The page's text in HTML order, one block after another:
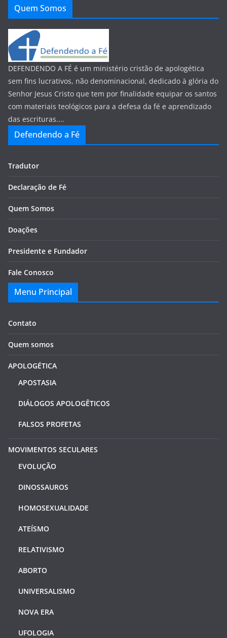
Quem Somos
DEFENDENDO A FÉ é um ministério cristão de apologética
sem fins lucrativos, não denominacional, dedicado à glória do
Senhor Jesus Cristo que tem por finalidade equipar os santos
com materiais teológicos para a defesa da fé e aprendizado
das escrituras....
Defendendo a Fé
Tradutor
Declaração de Fé
Quem Somos
Doações
Presidente e Fundador
Fale Conosco
Menu Principal
Contato
Quem somos
APOLOGÉTICA
APOSTASIA
DIÁLOGOS APOLOGÊTICOS
FALSOS PROFETAS
MOVIMENTOS SECULARES
EVOLUÇÃO
DINOSSAUROS
HOMOSEXUALIDADE
ATEÍSMO
RELATIVISMO
ABORTO
UNIVERSALISMO
NOVA ERA
UFOLOGIA